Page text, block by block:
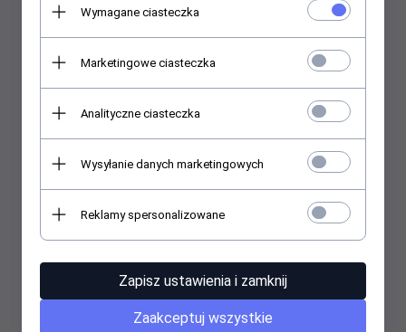
Mobilna stacja higieny Lavese
Wymagane ciasteczka
Marketingowe ciasteczka
Analityczne ciasteczka
Wysyłanie danych marketingowych
Reklamy spersonalizowane
Zapisz ustawienia i zamknij
Zaakceptuj wszystkie